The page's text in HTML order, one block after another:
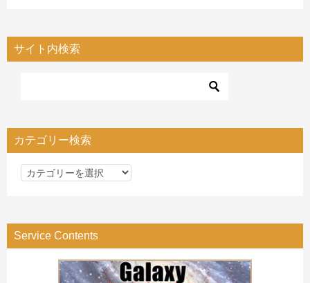
サイト内検索
カテゴリー検索
カ
リ
ー
Service Contents